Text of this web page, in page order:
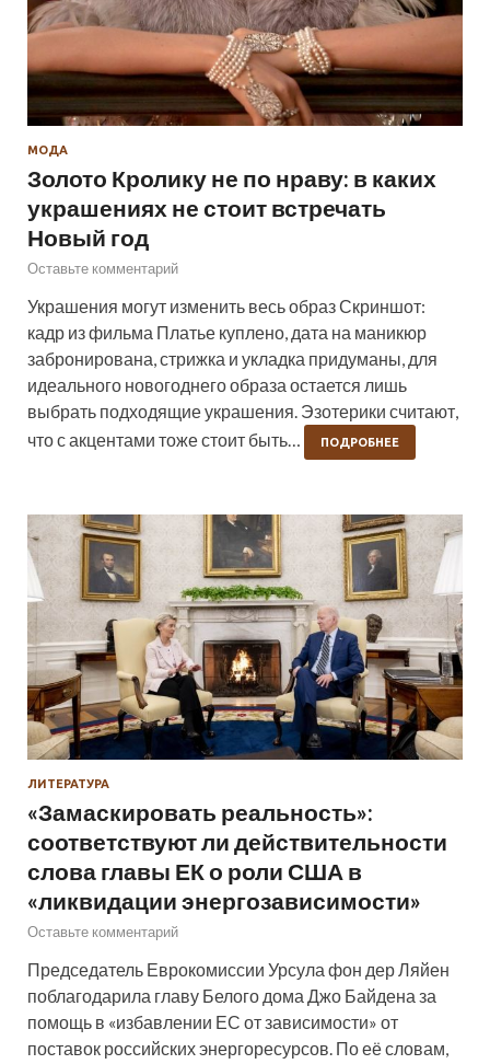
МОДА
Золото Кролику не по нраву: в каких
украшениях не стоит встречать
Новый год
Оставьте комментарий
Украшения могут изменить весь образ Скриншот:
кадр из фильма Платье куплено, дата на маникюр
забронирована, стрижка и укладка придуманы, для
идеального новогоднего образа остается лишь
выбрать подходящие украшения. Эзотерики считают,
что с акцентами тоже стоит быть…
ПОДРОБНЕЕ
ЛИТЕРАТУРА
«Замаскировать реальность»:
соответствуют ли действительности
слова главы ЕК о роли США в
«ликвидации энергозависимости»
Оставьте комментарий
Председатель Еврокомиссии Урсула фон дер Ляйен
поблагодарила главу Белого дома Джо Байдена за
помощь в «избавлении ЕС от зависимости» от
поставок российских энергоресурсов. По её словам,